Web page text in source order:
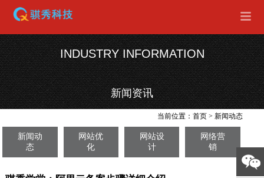
INDUSTRY INFORMATION
新闻资讯
当前位置：首页 >新闻动态
新闻动
态
网站优
化
网站设
计
网络营
销